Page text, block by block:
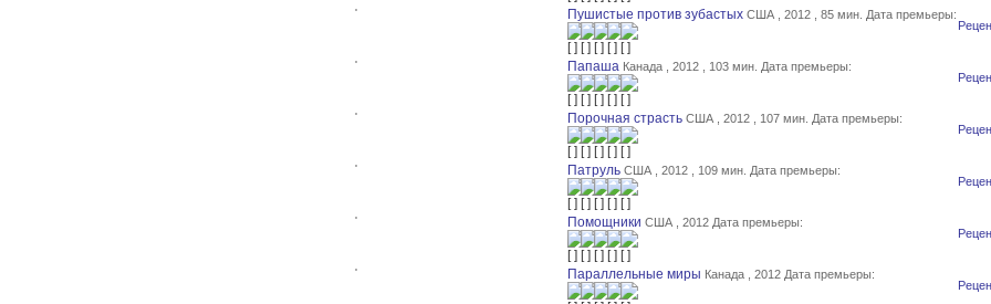
Пушистые против зубастых США , 2012 , 85 мин. Дата премьеры:
Папаша Канада , 2012 , 103 мин. Дата премьеры:
Порочная страсть США , 2012 , 107 мин. Дата премьеры:
Патруль США , 2012 , 109 мин. Дата премьеры:
Помощники США , 2012 Дата премьеры:
Параллельные миры Канада , 2012 Дата премьеры: